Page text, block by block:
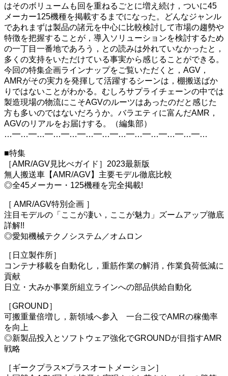
はそのボリュームも回を重ねるごとに増え続け，ついに45
メーカー125機種を掲載するまでになった。どんなジャンル
であれまずは製品の諸元を中心に比較検討して市場の趨勢や
特徴を把握することが，導入ソリューションを検討するため
の一丁目一番地であろう，との読みは外れていなかったと，
多くの支持をいただけている事実から感じることができる。
今回の特集企画ラインナップをご覧いただくと，AGV，
AMRがその実力を発揮して活躍するシーンは，棚搬送ばか
りではないことがわかる。むしろサプライチェーンの中では
製造現場の物流にこそAGVのルーツはあったのだと感じた
方も多いのではないだろうか。バラエティに富んだAMR，
AGVのリアルをお届けする。（編集部）
…━…━…━…━…━…━…━…━…━…━…━…━…
■特集
［AMR/AGV見比べガイド］2023最新版
無人搬送車【AMR/AGV】主要モデル徹底比較
◎全45メーカー・125機種を完全掲載!
［ AMR/AGV特別企画 ］
注目モデルの「ここが凄い，ここが魅力」ズームアップ徹底
詳解!!
◎愛知機械テクノシステム／オムロン
［日立製作所］
コンテナ移載を自動化し，重筋作業の解消，作業負荷低減に
貢献
日立・大みか事業所組立ラインへの部品供給自動化
［GROUND］
可搬重量倍増し，新領域へ参入 一台二役でAMRの稼働率
を向上
◎新製品投入とソフトウェア強化でGROUNDが目指すAMR
戦略
［ギークプラス×プラスオートメーション］